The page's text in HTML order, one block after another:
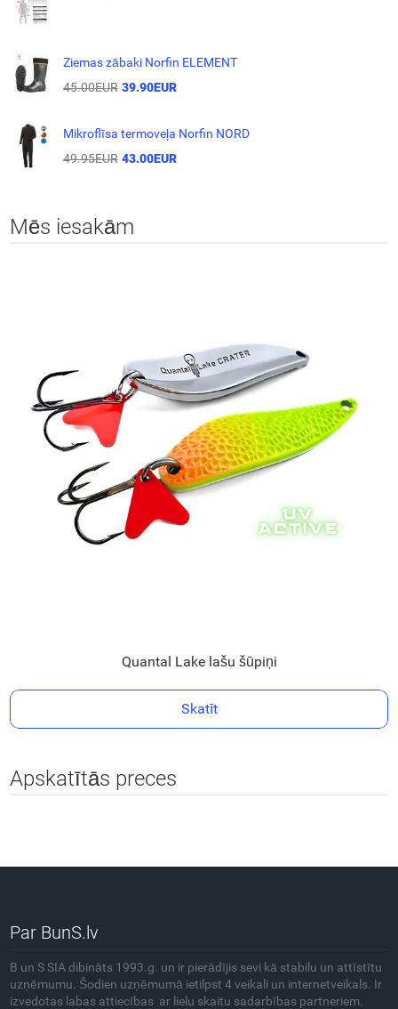
Ziemas zābaki Norfin ELEMENT
45.00EUR 39.90EUR
Mikroflīsa termoveļa Norfin NORD
49.95EUR 43.00EUR
Mēs iesakām
Quantal Lake lašu šūpiņi
Skatīt
Apskatītās preces
Par BunS.lv
B un S SIA dibināts 1993.g. un ir pierādījis sevi kā stabilu un attīstītu
uzņēmumu. Šodien uzņēmumā ietilpst 4 veikali un internetveikals. Ir
izvedotas labas attiecības ar lielu skaitu sadarbības partneriem.